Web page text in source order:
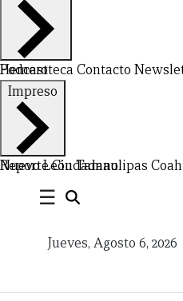
Hemeroteca Contacto
Podcast
Impreso
Nuevo LeónTamaulipas
Reporte Ciudadano
☰
Jueves, Agosto 6, 2026
VIDA